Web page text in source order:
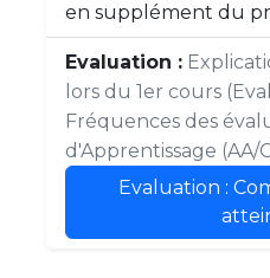
en supplément du
Evaluation :
lors du 1er cours
Fréquences des
d'Apprentissage (AA/
Evaluation :